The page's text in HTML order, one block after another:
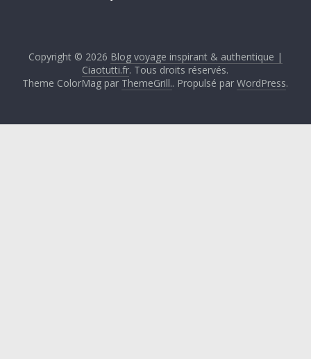
Copyright © 2026 Blog voyage inspirant & authentique |
Ciaotutti.fr. Tous droits réservés.
Theme ColorMag par ThemeGrill.. Propulsé parWordPress.